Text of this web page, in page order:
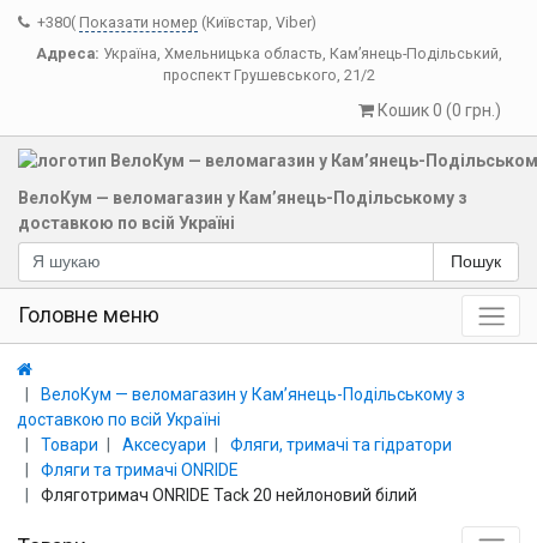
+380( Показати номер (Київстар, Viber)
Адреса: Україна, Хмельницька область, Кам’янець-Подільський,
проспект Грушевського, 21/2
Кошик 0 (0 грн.)
ВелоКум — веломагазин у Кам’янець-Подільському з
доставкою по всій Україні
Пошук
Головне меню
ВелоКум — веломагазин у Кам’янець-Подільському з
доставкою по всій Україні
Товари
Аксесуари
Фляги, тримачі та гідратори
Фляги та тримачі ONRIDE
Фляготримач ONRIDE Tack 20 нейлоновий білий